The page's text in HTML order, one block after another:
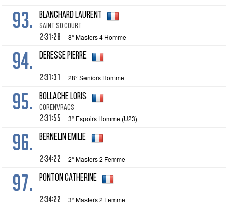
93. BLANCHARD Laurent
SAINT SO COURT
2:31:28 8° Masters 4 Homme
94. DERESSE Pierre
2:31:31 28° Seniors Homme
95. BOLLACHE Loris
CORENVRACS
2:31:55 3° Espoirs Homme (U23)
96. BERNELIN Emilie
2:34:22 2° Masters 2 Femme
97. PONTON Catherine
2:34:22 3° Masters 2 Femme